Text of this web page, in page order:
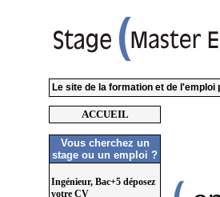
Le site de la formation et de l'emploi
ACCUEIL
Vous cherchez un
stage ou un emploi ?
Ingénieur, Bac+5 déposez
votre CV